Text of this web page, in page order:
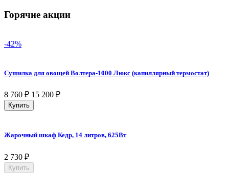
Горячие акции
-42%
Сушилка для овощей Волтера-1000 Люкс (капиллярный термостат)
8 760 ₽ 15 200 ₽
Купить
Жарочный шкаф Кедр, 14 литров, 625Вт
2 730 ₽
Купить